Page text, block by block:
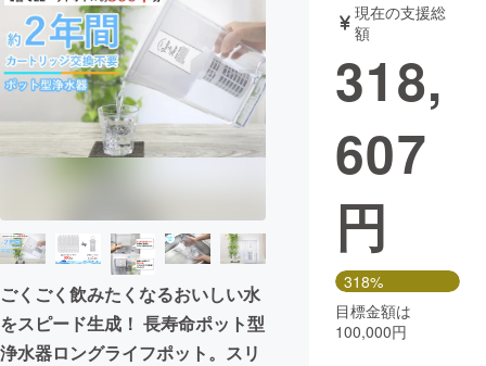
テクノロジー・ガジェット
映像・映画 書籍・雑誌
ビジネス・起業 チャレンジ
CAMPFIRE for Social Good
CAMPFIRE Creation
CAMPFIREふるさと納税machi-ya コミュニティ
ごくごく飲みたくなるおいしい水
をスピード生成！ 長寿命ポット型
浄水器ロングライフポット。スリ
現在の支援総
額
318,
607
円
318%
目標金額は
100,000円